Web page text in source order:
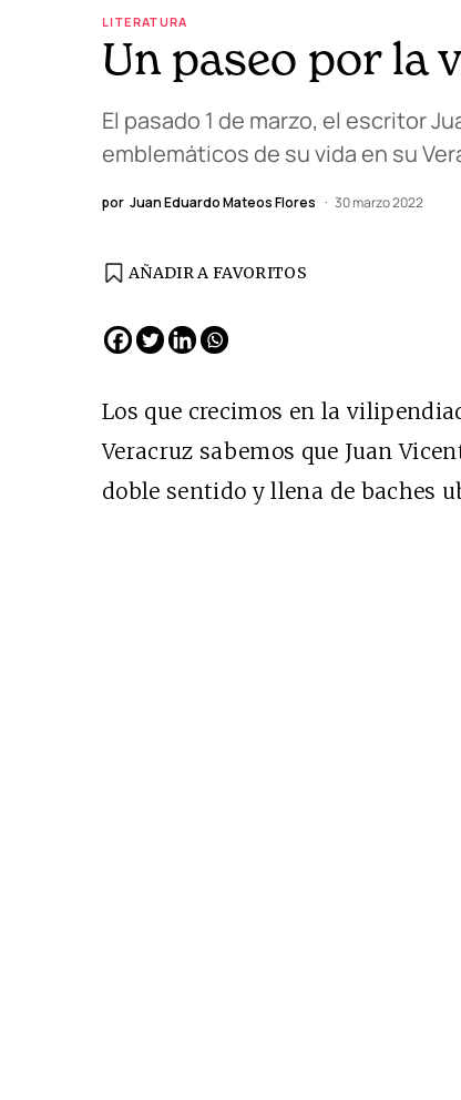
LITERATURA
Un paseo por la
El pasado 1 de marzo, el escritor
emblemáticos de su vida en su
por Juan Eduardo Mateos Flores 30 marzo 2022
AÑADIR A FAVORITOS
Los que crecimos en la
Veracruz sabemos que Juan
doble sentido y llena de baches